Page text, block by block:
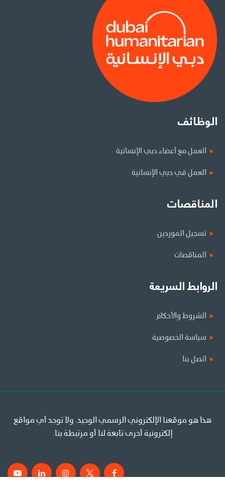
الوظائف
العمل مع أعضاء دبي الإنسانية
العمل في دبي الإنسانية
المناقصات
تسجيل الموردين
المناقصات
الروابط السريعة
الشروط والأحكام
سياسة الخصوصية
اتصل بنا
هذا هو موقعنا الإلكتروني الرسمي الوحيد. ولا توجد أي مواقع
إلكترونية أخرى تابعة لنا أو مرتبطة بنا.